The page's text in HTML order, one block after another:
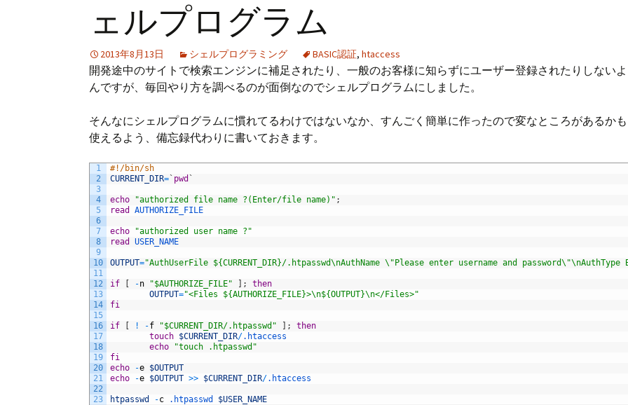
ェルプログラム
2013年8月13日 シェルプログラミング BASIC認証, htaccess
開発途中のサイトで検索エンジンに補足されたり、一般のお客様に知らずにユーザー登録されたりしない
んですが、毎回やり方を調べるのが面倒なのでシェルプログラムにしました。
そんなにシェルプログラムに慣れてるわけではないなか、すんごく簡単に作ったので変なところがあるか
使えるよう、備忘録代わりに書いておきます。
1
2
3
4
5
6
7
8
9
10
11
12
13
14
15
16
17
18
19
20
21
22
23
#!/bin/sh
CURRENT_DIR=` pwd `
echo "authorized file name ?(Enter/file name)" ;
read
AUTHORIZE_FILE
echo
"authorized user name ?"
read
USER_NAME
OUTPUT="AuthUserFile ${CURRENT_DIR}/.htpasswd\nAuthName \"Please enter username and
if [ -n "$AUTHORIZE_FILE" ] ;
then
OUTPUT="<Files ${AUTHORIZE_FILE}>\n${OUTPUT}\n</Files>"
fi
if [ ! -f "$CURRENT_DIR/.htpasswd" ] ;
then
touch $CURRENT_DIR/.htaccess
echo
"touch .htpasswd"
fi
echo
-e $OUTPUT
echo
-e $OUTPUT >> $CURRENT_DIR/.htaccess
htpasswd -c .htpasswd $USER_NAME